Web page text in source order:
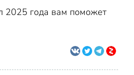
2025 года вам поможет